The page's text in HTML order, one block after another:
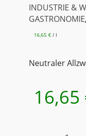
INDUSTRIE &
GASTRONOMIE,
16,65 €/ l
Neutraler
16,65